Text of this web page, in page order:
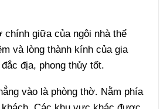
chính giữa của ngôi nhà thể
và lòng thành kính của gia
địa, phong thủy tốt.
vào là phòng thờ. Nằm phía